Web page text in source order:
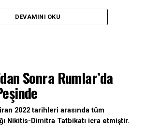
DEVAMINI OKU
Sonra Rumlar’da
2022 tarihleri arasında tüm
Nikitis-Dimitra Tatbikatı icra etmiştir.